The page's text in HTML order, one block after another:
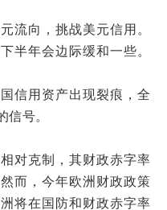
流向，挑战美元信用。
半年会边际缓和一些。
信用资产出现裂痕，全
信号。
对克制，其财政赤字率
而，今年欧洲财政政策
将在国防和财政赤字率